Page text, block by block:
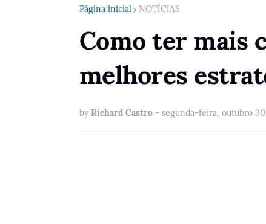
Página inicial NOTÍCIAS
Como ter mais
melhores
by Richard Castro - segunda-feira, outubro